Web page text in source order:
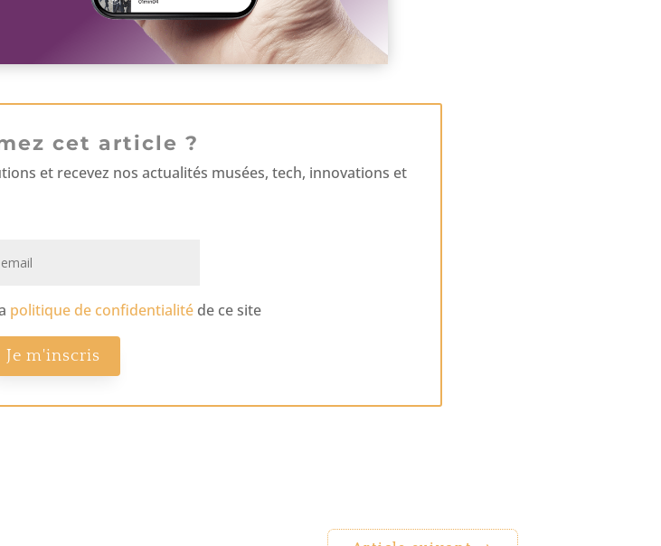
cet article ?
et recevez nos actualités musées, tech, innovations et
politique de confidentialitéde ce site